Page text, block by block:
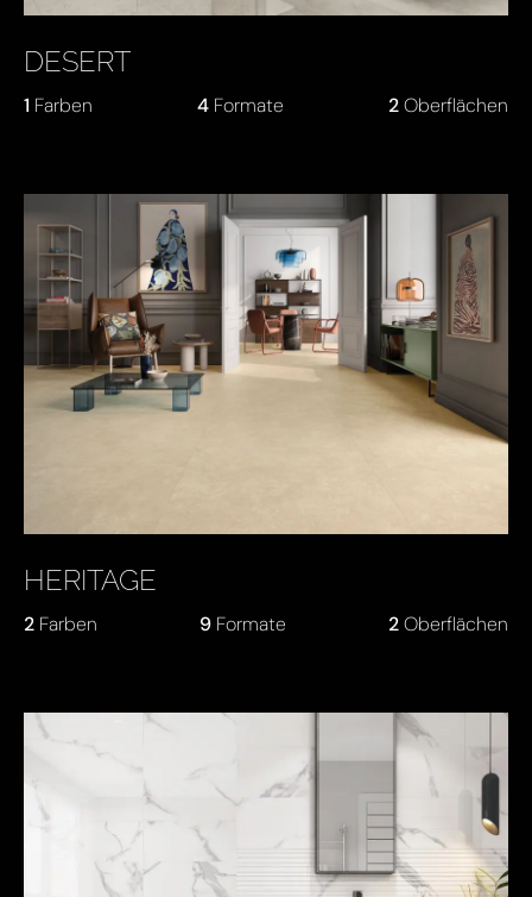
DESERT
1 Farben 4 Formate 2Oberflächen
HERITAGE
2 Farben 9 Formate 2Oberflächen